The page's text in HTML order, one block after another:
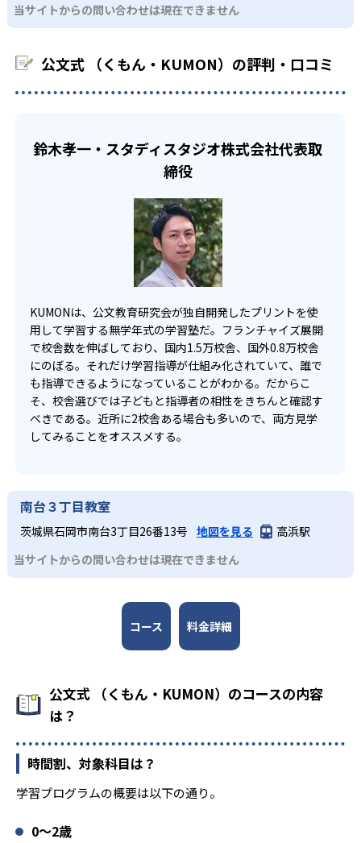
03 フレキシブルな受講スタイル
KUMONでは、教室が開いている時間内であれば、何曜日に
い中高生にも通室しやすい。また、教室によっては自宅か
る。苦手な科目でも自分で解けた達成感を味わうことで、
少しずつ苦手意識を克服できるだろう。
中学生・高校生
部活や習い事と両立したい生徒向け
宿題の量や進め方に関しては、いつでも気軽に相談可能
KUMONでは、中高生のクラスでも数学・英語・国語の3教
科に限られるため、その他の教科に関しては他塾を検討す
当サイトからの問い合わせは現在できません
公文式 （くもん・KUMON）の評判・口コミ
鈴木孝一・スタディスタジオ株式会社代表取
締役
KUMONは、公文教育研究会が独自開発したプリントを使
用して学習する無学年式の学習塾だ。フランチャイズ展開
で校舎数を伸ばしており、国内1.5万校舎、国外0.8万校舎
にのぼる。それだけ学習指導が仕組み化されていて、誰で
も指導できるようになっていることがわかる。だからこ
そ、校舎選びでは子どもと指導者の相性をきちんと確認す
べきである。近所に2校舎ある場合も多いので、両方見学
してみることをオススメする。
南台３丁目教室
茨城県石岡市南台3丁目26番13号 地図を見る
高浜駅
当サイトからの問い合わせは現在できません
コース 料金詳細
公文式 （くもん・KUMON）のコースの内容
は？
時間割、対象科目は？
学習プログラムの概要は以下の通り。
0〜2歳